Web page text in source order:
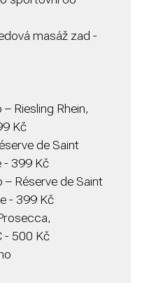
masáž zad -
Riesling Rhein,
Kč
de Saint
- 399 Kč
– Réserve de Saint
- 399 Kč
- 500 Kč